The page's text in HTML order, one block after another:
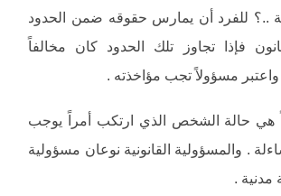
..؟ للفرد أن يمارس حقوقه ضمن الحدود
فإذا تجاوز تلك الحدود كان مخالفاً
واعتبر مسؤولاً تجب مؤاخذته .
هي حالة الشخص الذي ارتكب أمراً يوجب
. والمسؤولية القانونية نوعان مسؤولية
مدنية .